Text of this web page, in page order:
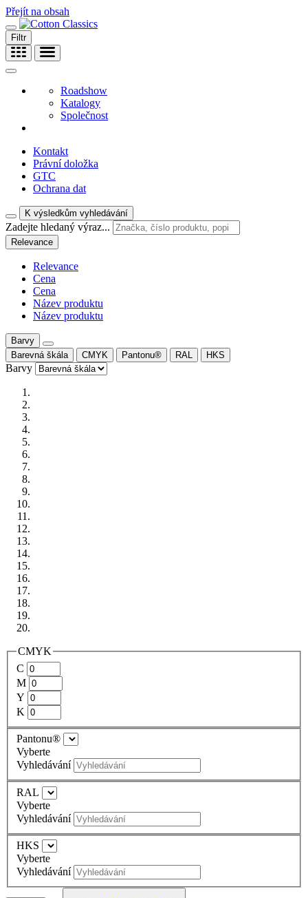
Přejít na obsah
Filtr
Roadshow
Katalogy
Společnost
Kontakt
Právní doložka
GTC
Ochrana dat
K výsledkům vyhledávání
Zadejte hledaný výraz...
Relevance
Relevance
Cena
Cena
Název produktu
Název produktu
Barvy
Barevná škála
CMYK Pantonu® RAL HKS
Barvy
CMYK
C
M
Y
K
Pantonu®
Vyberte
Vyhledávání
RAL
Vyberte
Vyhledávání
HKS
Vyberte
Vyhledávání